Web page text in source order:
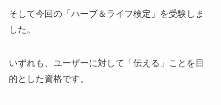
そして今回の「ハーブ＆ライフ検定」を受験しま
した。
いずれも、ユーザーに対して「伝える」ことを目
的とした資格です。